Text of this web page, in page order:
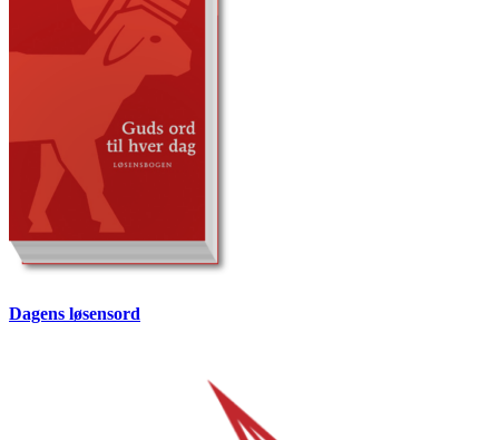
Dagens løsensord